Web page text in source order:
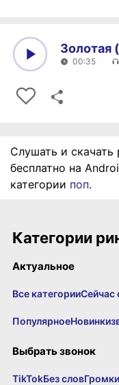
Золотая
00:35
Слушать и
бесплатно на
категории поп.
Категории
Актуальное
Все категорииСейчас
ПопулярноеНовинки
Выбрать звонок
TikTokБез слов